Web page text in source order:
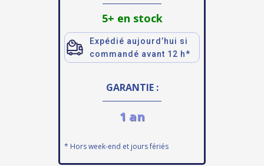
5+ en stock
Expédié aujourd’hui si
commandé avant 12 h*
GARANTIE :
1 an
* Hors week-end et jours fériés